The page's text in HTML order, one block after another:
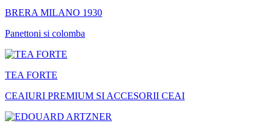
BRERA MILANO 1930
Panettoni si colomba
TEA FORTE
CEAIURI PREMIUM SI ACCESORII CEAI